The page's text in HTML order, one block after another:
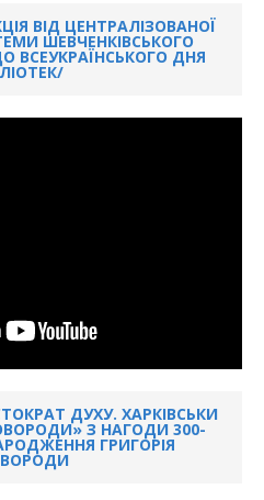
ВІД ЦЕНТРАЛІЗОВАНОЇ
ШЕВЧЕНКІВСЬКОГО
ВСЕУКРАЇНСЬКОГО ДНЯ
ДУХУ. ХАРКІВСЬКИ
З НАГОДИ 300-
ГРИГОРІЯ